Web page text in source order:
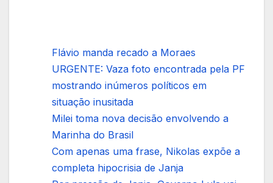
Flávio manda recado a Moraes
URGENTE: Vaza foto encontrada pela PF
mostrando inúmeros políticos em
situação inusitada
Milei toma nova decisão envolvendo a
Marinha do Brasil
Com apenas uma frase, Nikolas expõe a
completa hipocrisia de Janja